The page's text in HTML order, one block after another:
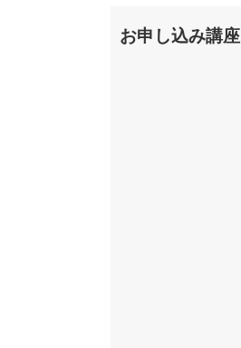
お申し込み講座